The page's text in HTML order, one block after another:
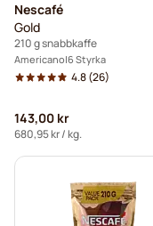
Nescafé
Gold
210 g snabbkaffe
Americano 6 Styrka
4.8(26)
143,00 kr
680,95 kr/ kg.